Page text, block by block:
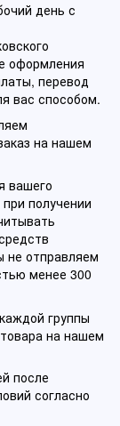
день с
оформления
перевод
вас способом.
на нашем
вашего
получении
не отправляем
менее 300
группы
на нашем
после
согласно